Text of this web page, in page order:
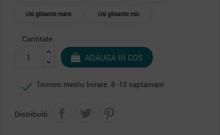
Usi glisante mare Usi glisante mic
Cantitate
ADAUGA IN COS
 Termen mediu livrare: 8 -10 saptamani
Distribuiti